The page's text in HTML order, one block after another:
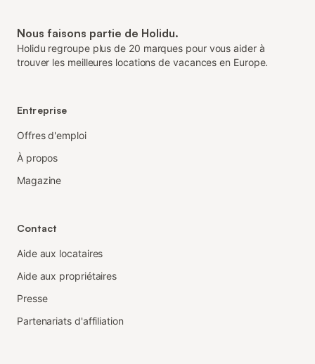
Nous faisons partie de Holidu.
Holidu regroupe plus de 20 marques pour vous aider à
trouver les meilleures locations de vacances en Europe.
Entreprise
Offres d'emploi
À propos
Magazine
Contact
Aide aux locataires
Aide aux propriétaires
Presse
Partenariats d'affiliation